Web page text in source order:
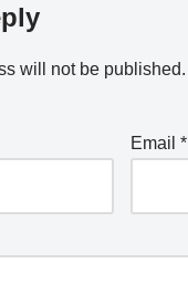
will not be published.
Email *